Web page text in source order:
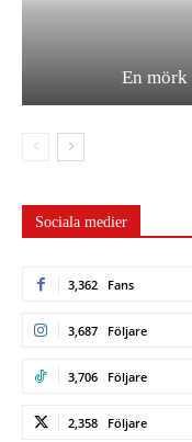
En
Sociala medier
3,362 Fans
3,687 Följare
3,706 Följare
2,358 Följare